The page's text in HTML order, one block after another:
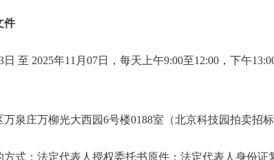
件
日 至 2025年11月07日，每天上午9:00至12:00，下午
泉庄万柳光大西园6号楼0188室（北京科技园拍卖招标
式：法定代表人授权委托书原件；法定代表人身份证